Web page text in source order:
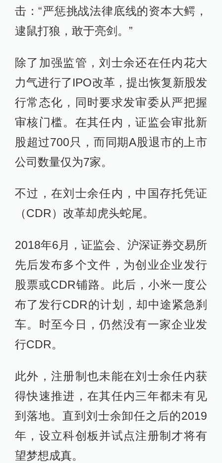
击：“严惩挑战法律底线的资本大鳄，
逮鼠打狼，敢于亮剑。”
除了加强监管，刘士余还在任内花大
力气进行了IPO改革，提出恢复新股发
行常态化，同时要求发审委从严把握
审核门槛。在其任内，证监会审批新
股超过700只，而同期A股退市的上市
公司数量仅为7家。
不过，在刘士余任内，中国存托凭证
（CDR）改革却虎头蛇尾。
2018年6月，证监会、沪深证券交易所
先后发布多个文件，为创业企业发行
股票或CDR铺路。此后，小米一度公
布了发行CDR的计划，却中途紧急刹
车。时至今日，仍然没有一家企业发
行CDR。
此外，注册制也未能在刘士余任内获
得快速推进，在其任内三年都未有见
到落地。直到刘士余卸任之后的2019
年，设立科创板并试点注册制才将有
望梦想成真。